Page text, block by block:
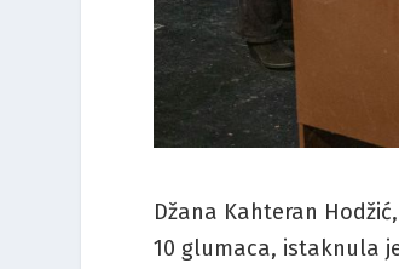
Džana Kahteran
10 glumaca, istaknula